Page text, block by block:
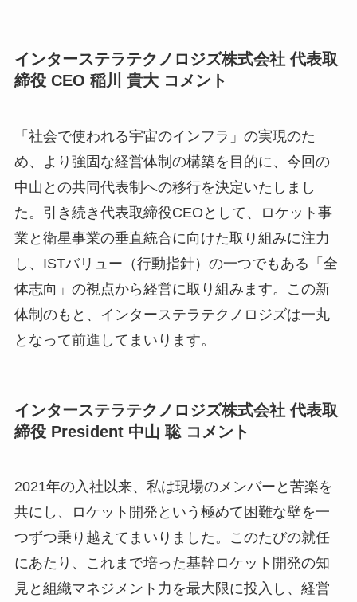
インターステラテクノロジズ株式会社 代表取
締役 CEO 稲川 貴大 コメント
「社会で使われる宇宙のインフラ」の実現のた
め、より強固な経営体制の構築を目的に、今回の
中山との共同代表制への移行を決定いたしまし
た。引き続き代表取締役CEOとして、ロケット事
業と衛星事業の垂直統合に向けた取り組みに注力
し、ISTバリュー（行動指針）の一つでもある「全
体志向」の視点から経営に取り組みます。この新
体制のもと、インターステラテクノロジズは一丸
となって前進してまいります。
インターステラテクノロジズ株式会社 代表取
締役 President 中山 聡 コメント
2021年の入社以来、私は現場のメンバーと苦楽を
共にし、ロケット開発という極めて困難な壁を一
つずつ乗り越えてまいりました。このたびの就任
にあたり、これまで培った基幹ロケット開発の知
見と組織マネジメント力を最大限に投入し、経営